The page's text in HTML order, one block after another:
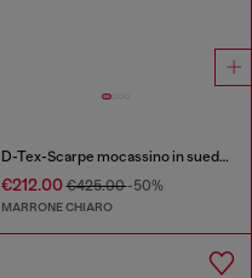
D-Tex-Scarpe mocassino in suede cerato
€212.00€425.00-50%
MARRONE CHIARO